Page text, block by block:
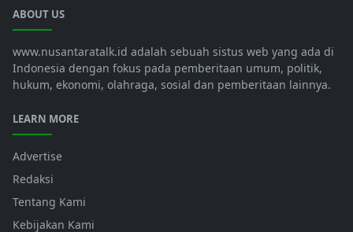
ABOUT US
www.nusantaratalk.id adalah sebuah sistus web yang ada di
Indonesia dengan fokus pada pemberitaan umum, politik,
hukum, ekonomi, olahraga, sosial dan pemberitaan lainnya.
LEARN MORE
Advertise
Redaksi
Tentang Kami
Kebijakan Kami